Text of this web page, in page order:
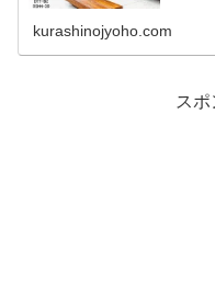
kurashinojyoho.com
スポ